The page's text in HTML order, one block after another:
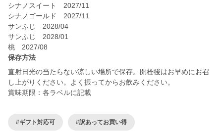
シナノスイート 2027/11
シナノゴールド 2027/11
サンふじ 2028/04
サンふじ 2028/01
桃 2027/08
保存方法
直射日光の当たらない涼しい場所で保存。開栓後はお早めにお召
し上がりください。よく振ってからお飲みください。
賞味期限：各ラベルに記載
#ギフト対応可 #訳あってお買い得